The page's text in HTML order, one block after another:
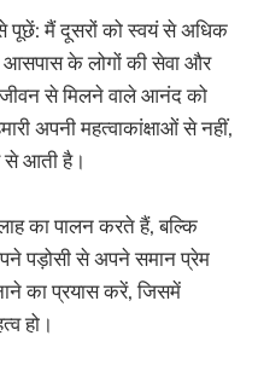
पूछें: मैं दूसरों को स्वयं से अधिक
के लोगों की सेवा और
से मिलने वाले आनंद को
अपनी महत्वाकांक्षाओं से नहीं,
से आती है।
का पालन करते हैं, बल्कि
पड़ोसी से अपने समान प्रेम
का प्रयास करें, जिसमें
हो।